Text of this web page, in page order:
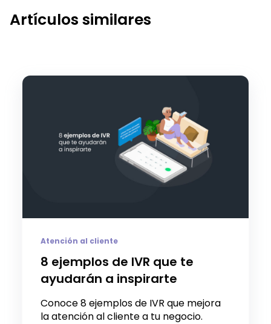
Artículos similares
Atención al cliente
8 ejemplos de IVR que te
ayudarán a inspirarte
Conoce 8 ejemplos de IVR que mejora
la atención al cliente a tu negocio.